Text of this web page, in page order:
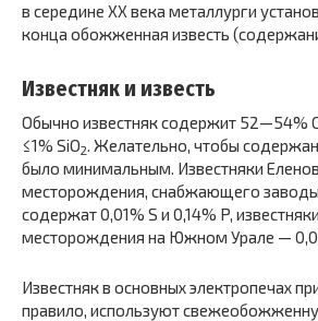
в середине XX века металлурги
конца обожженная известь
Известняк и известь
Обычно известняк содержит 52—54%
≤1% SiO2. Желательно, чтобы
было минимальным. Известняки
месторождения, снабжающего
содержат 0,01% S и 0,14% P,
месторождения на Южном Урале —
Известняк в основных электропечах
правило, используют